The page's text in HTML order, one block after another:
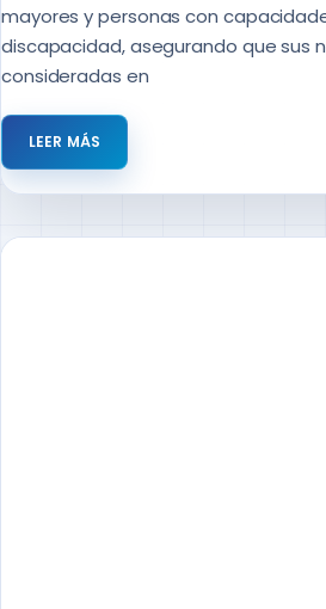
mayores y personas con
discapacidad, asegurando que sus
consideradas en
LEER MÁS